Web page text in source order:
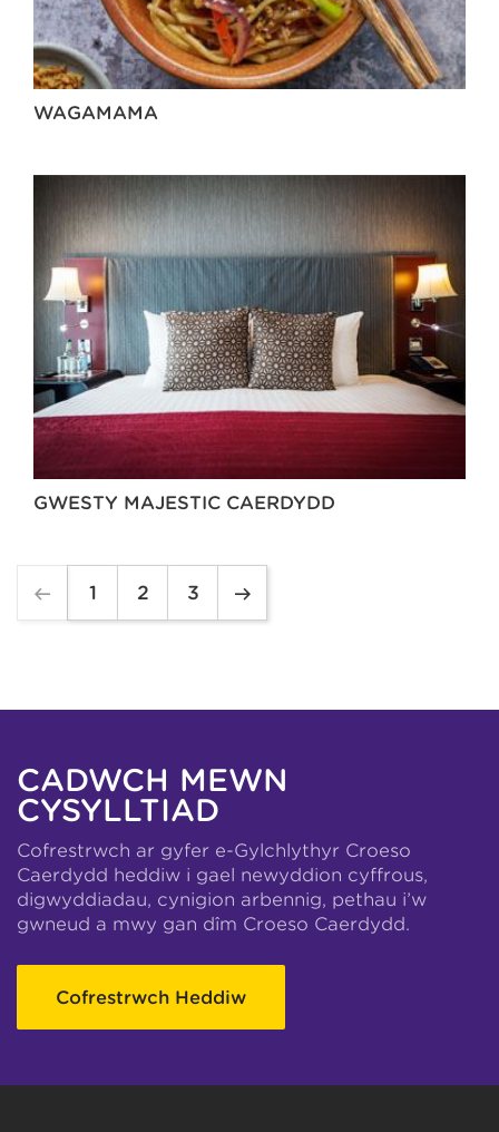
WAGAMAMA
GWESTY MAJESTIC CAERDYDD
1 2 3
CADWCH MEWN
CYSYLLTIAD
Cofrestrwch ar gyfer e-Gylchlythyr Croeso
Caerdydd heddiw i gael newyddion cyffrous,
digwyddiadau, cynigion arbennig, pethau i’w
gwneud a mwy gan dîm Croeso Caerdydd.
Cofrestrwch Heddiw